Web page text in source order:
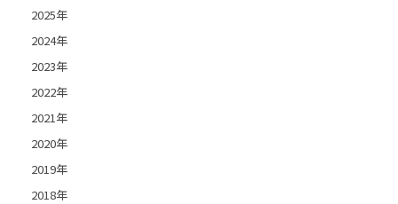
2025年
2024年
2023年
2022年
2021年
2020年
2019年
2018年